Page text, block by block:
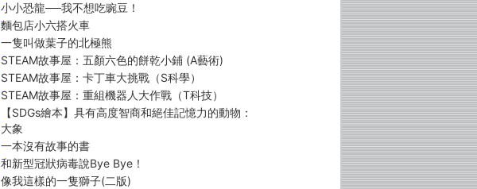
小小恐龍──我不想吃豌豆！
麵包店小六搭火車
一隻叫做葉子的北極熊
STEAM故事屋：五顏六色的餅乾小鋪 (A藝術)
STEAM故事屋：卡丁車大挑戰（S科學）
STEAM故事屋：重組機器人大作戰（T科技）
【SDGs繪本】具有高度智商和絕佳記憶力的動物：
大象
一本沒有故事的書
和新型冠狀病毒說Bye Bye！
像我這樣的一隻獅子(二版)